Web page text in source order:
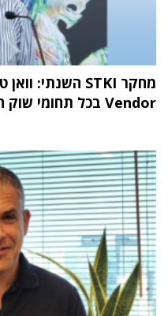
Vendor בכל תחומי שוק ה-IT